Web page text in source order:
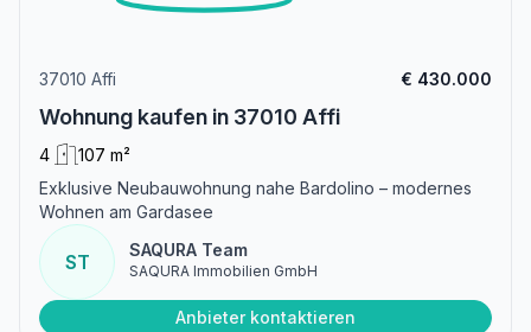
37010 Affi € 430.000
Wohnung kaufen in 37010 Affi
4
107 m²
Exklusive Neubauwohnung nahe Bardolino – modernes
Wohnen am Gardasee
ST
SAQURA Team
SAQURA Immobilien GmbH
Anbieter kontaktieren